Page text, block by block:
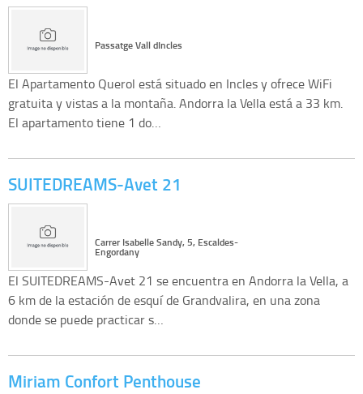
Passatge Vall dIncles
El Apartamento Querol está situado en Incles y ofrece WiFi
gratuita y vistas a la montaña. Andorra la Vella está a 33 km.
El apartamento tiene 1 do…
SUITEDREAMS-Avet 21
Carrer Isabelle Sandy, 5, Escaldes-
Engordany
El SUITEDREAMS-Avet 21 se encuentra en Andorra la Vella, a
6 km de la estación de esquí de Grandvalira, en una zona
donde se puede practicar s…
Miriam Confort Penthouse